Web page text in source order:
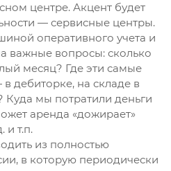
центре. Акцент будет
— сервисные центры.
оперативного учета и
важные вопросы: сколько
месяц? Где эти самые
дебиторке, на складе в
Куда мы потратили деньги
аренда «дожирает»
и т.п.
из полностью
в которую периодически